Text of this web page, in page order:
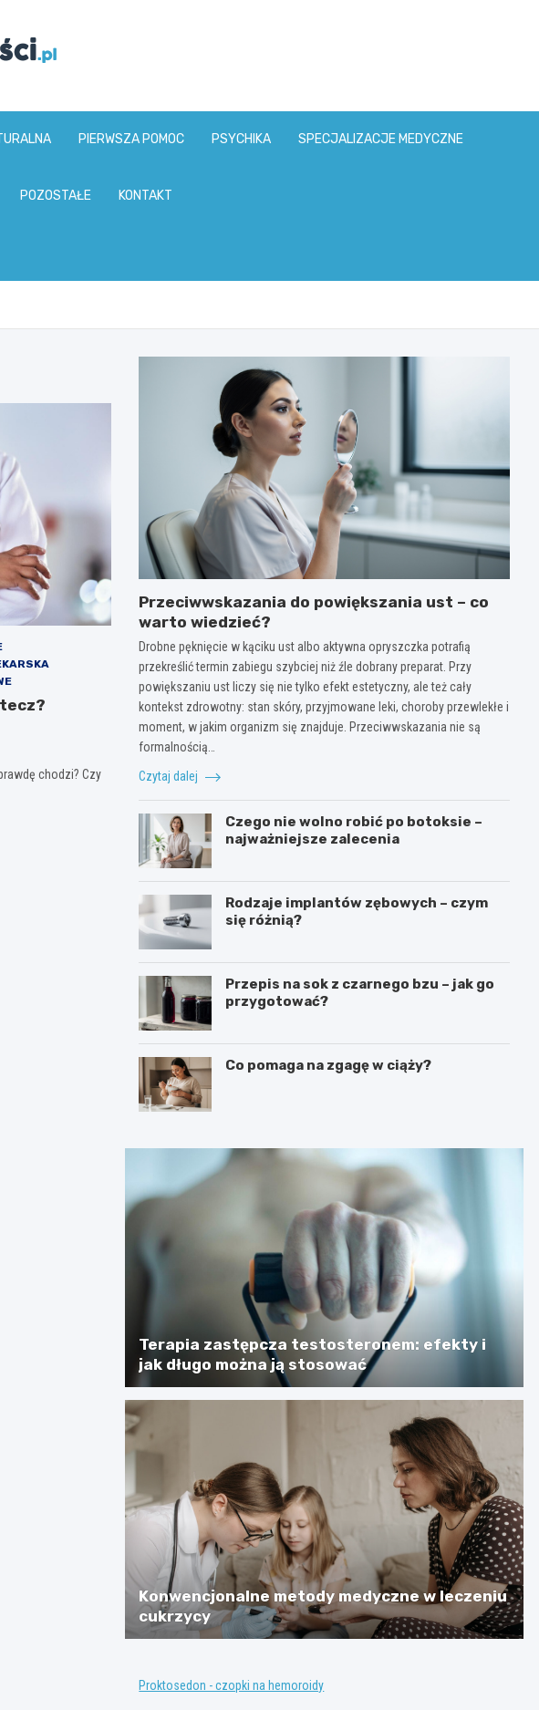
PIERWSZA POMOC PSYCHIKA SPECJALIZACJE MEDYCZNE
POZOSTAŁE KONTAKT
chodzi? Czy
Przeciwwskazania do powiększania ust – co
warto wiedzieć?
Drobne pęknięcie w kąciku ust albo aktywna opryszczka potrafią
przekreślić termin zabiegu szybciej niż źle dobrany preparat. Przy
powiększaniu ust liczy się nie tylko efekt estetyczny, ale też cały
kontekst zdrowotny: stan skóry, przyjmowane leki, choroby przewlekłe i
moment, w jakim organizm się znajduje. Przeciwwskazania nie są
formalnością…
Czytaj dalej
Czego nie wolno robić po botoksie –
najważniejsze zalecenia
Rodzaje implantów zębowych – czym
się różnią?
Przepis na sok z czarnego bzu – jak go
przygotować?
Co pomaga na zgagę w ciąży?
Terapia zastępcza testosteronem: efekty i
jak długo można ją stosować
Konwencjonalne metody medyczne w leczeniu
cukrzycy
Proktosedon - czopki na hemoroidy